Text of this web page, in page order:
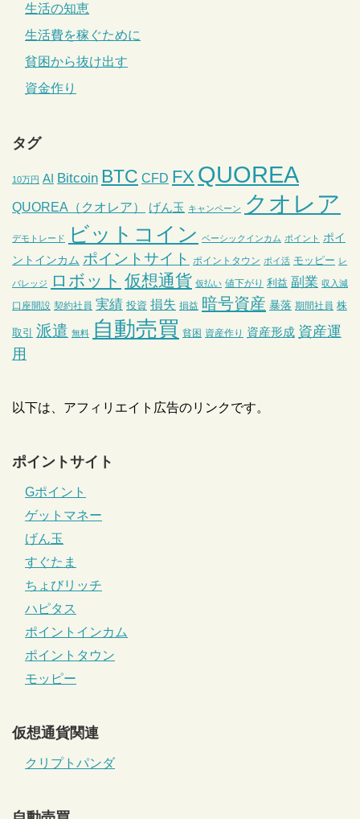
生活の知恵
生活費を稼ぐために
貧困から抜け出す
資金作り
タグ
10万円 AI Bitcoin BTC CFD FX QUOREA
QUOREA（クオレア） げん玉 キャンペーン クオレア
デモトレード ビットコイン ベーシックインカム ポイント ポイ
ントインカム ポイントサイト ポイントタウン ポイ活 モッピー レ
バレッジ ロボット 仮想通貨 仮払い 値下がり 利益 副業 収入減
口座開設 契約社員 実績 投資 損失 損益 暗号資産 暴落 期間社員 株
取引 派遣 無料 自動売買 貧困 資産作り 資産形成 資産運
用
以下は、アフィリエイト広告のリンクです。
ポイントサイト
Gポイント
ゲットマネー
げん玉
すぐたま
ちょびリッチ
ハピタス
ポイントインカム
ポイントタウン
モッピー
仮想通貨関連
クリプトパンダ